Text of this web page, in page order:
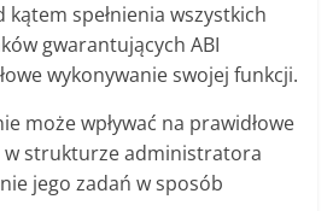
spełnienia wszystkich
gwarantujących ABI
wykonywanie swojej funkcji.
może wpływać na prawidłowe
w strukturze administratora
jego zadań w sposób